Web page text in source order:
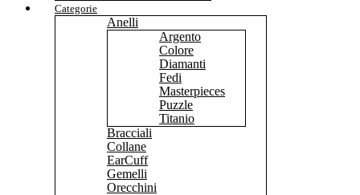
Categorie
Anelli
Argento
Colore
Diamanti
Fedi
Masterpieces
Puzzle
Titanio
Bracciali
Collane
EarCuff
Gemelli
Orecchini